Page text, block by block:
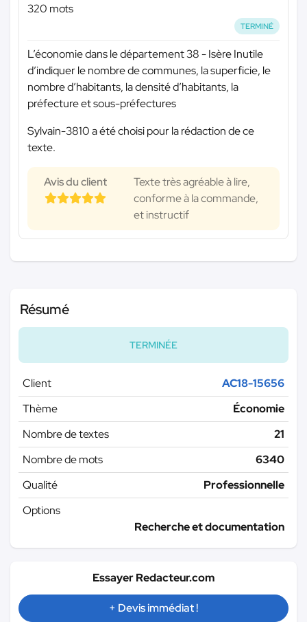
320 mots
TERMINÉ
L’économie dans le département 38 - Isère Inutile
d’indiquer le nombre de communes, la superficie, le
nombre d’habitants, la densité d’habitants, la
préfecture et sous-préfectures
Sylvain-3810 a été choisi pour la rédaction de ce
texte.
Avis du client
Texte très agréable à lire,
conforme à la commande,
et instructif
Résumé
TERMINÉE
Client
AC18-15656
Thème
Économie
Nombre de textes
21
Nombre de mots
6340
Qualité
Professionnelle
Options
Recherche et documentation
Essayer Redacteur.com
+ Devis immédiat !